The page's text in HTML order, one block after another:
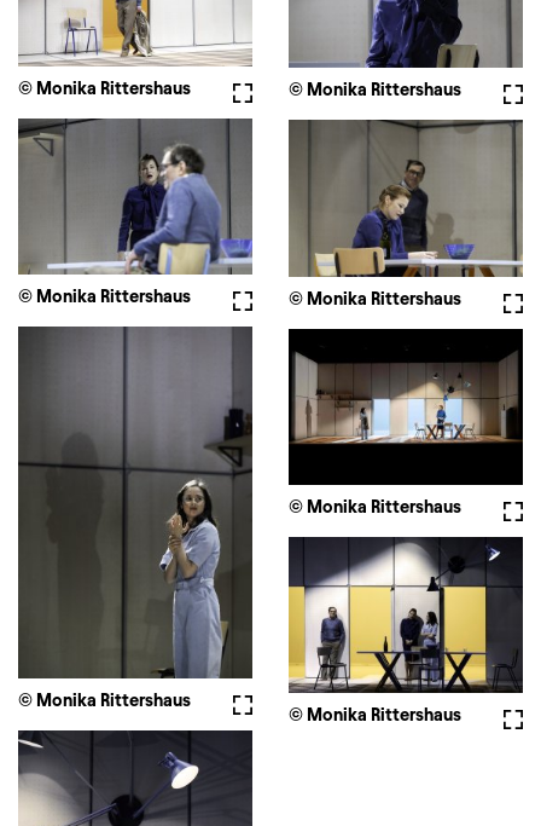
Fullscreen
© Monika Rittershaus © Monika Rittershaus
Fullscreen
© Monika Rittershaus © Monika Rittershaus
Fullscreen
© Monika Rittershaus
© Monika Rittershaus
© Monika Rittershaus